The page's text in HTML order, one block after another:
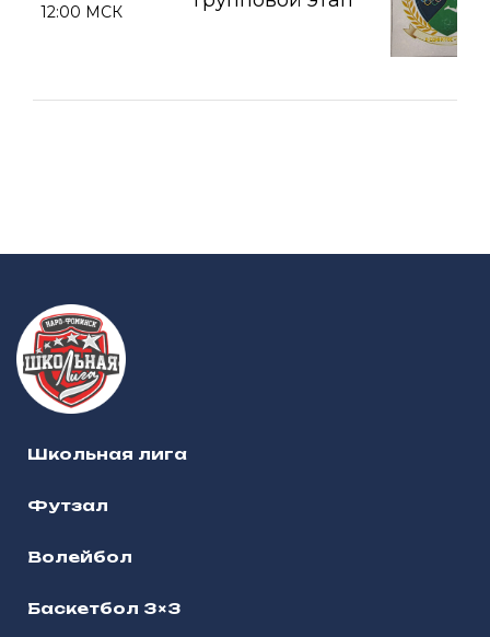
12:00 МСК
Школьная лига
Футзал
Волейбол
Баскетбол 3×3